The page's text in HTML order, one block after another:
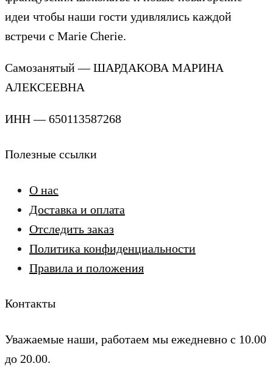
идеи чтобы наши гости удивлялись каждой
встречи с Marie Cherie.
Самозанятый — ШАРДАКОВА МАРИНА
АЛЕКСЕЕВНА
ИНН — 650113587268
Полезные ссылки
О нас
Доставка и оплата
Отследить заказ
Политика конфиденциальности
Правила и положения
Контакты
Уважаемые наши, работаем мы ежедневно с 10.00
до 20.00.